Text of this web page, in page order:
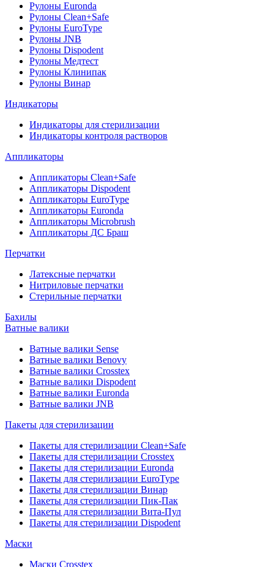
Рулоны Euronda
Рулоны Clean+Safe
Рулоны EuroType
Рулоны JNB
Рулоны Dispodent
Рулоны Медтест
Рулоны Клинипак
Рулоны Винар
Индикаторы
Индикаторы для стерилизации
Индикаторы контроля растворов
Аппликаторы
Аппликаторы Clean+Safe
Аппликаторы Dispodent
Аппликаторы EuroType
Аппликаторы Euronda
Аппликаторы Microbrush
Аппликаторы ДС Браш
Перчатки
Латексные перчатки
Нитриловые перчатки
Стерильные перчатки
Бахилы
Ватные валики
Ватные валики Sense
Ватные валики Benovy
Ватные валики Crosstex
Ватные валики Dispodent
Ватные валики Euronda
Ватные валики JNB
Пакеты для стерилизации
Пакеты для стерилизации Clean+Safe
Пакеты для стерилизации Crosstex
Пакеты для стерилизации Euronda
Пакеты для стерилизации EuroType
Пакеты для стерилизации Винар
Пакеты для стерилизации Пик-Пак
Пакеты для стерилизации Вита-Пул
Пакеты для стерилизации Dispodent
Маски
Маски Crosstex